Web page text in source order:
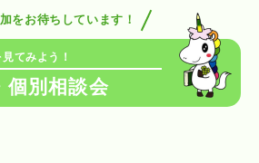
をお待ちしています！
てみよう！
個別相談会